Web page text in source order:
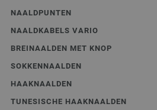
NAALDPUNTEN
NAALDKABELS VARIO
BREINAALDEN MET KNOP
SOKKENNAALDEN
HAAKNAALDEN
TUNESISCHE HAAKNAALDEN